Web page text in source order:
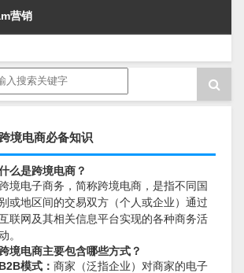
营销
跨境电商必备知识
么是跨境电商？
境电子商务，简称跨境电商，是指不同国
或地区间的交易双方（个人或企业）通过
联网及其相关信息平台实现的各种商务活
。
境电商主要包含哪些方式？
B2B模式： 商家（泛指企业）对商家的电子